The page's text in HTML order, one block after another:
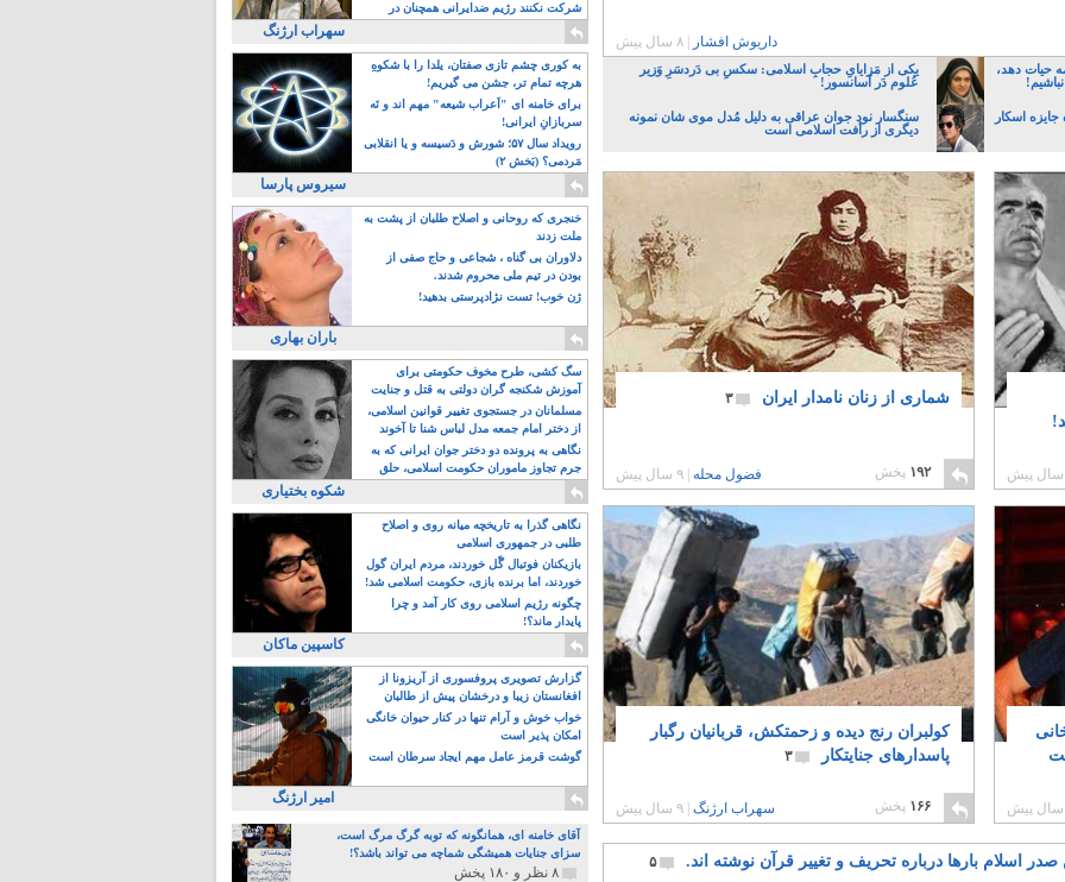
داریوش افشار ۸ سال پیش
حیات دهد،
یکی از مَزایایِ حجابِ اسلامی: سکسِ بی دَردسَرِ وَزیر
عُلوم دَر آسانسور!
جایزه اسکار
سنگسار نود جوان عراقی به دلیل مُدل موی شان نمونه
دیگری از رأفت اسلامی است
شماری از زنان نامدار ایران ۳
۱۹۲ پخش فضول محله ۹ سال پیش
کولبران رنج دیده و زحمتکش، قربانیان رگبار
پاسدارهای جنایتکار
۳
۱۶۶ پخش سهراب ارژنگ ۹ سال پیش
اسلام بارها درباره تحریف و تغییر قرآن نوشته اند. ۵
شرکت نکنند رژیم ضدایرانی همچنان در
قدرت باقی خواهدماند
سهراب ارژنگ
به کوری چشم تازی صفتان، یلدا را با شکوهِ
هرچه تمام تر، جشن می گیریم!
برای خامنه ای "اَعراب شیعه" مهم اند و نَه
سربازانِ ایرانی!
رویداد سال ۵۷؛ شورش و دَسیسه و یا انقلابی
مَردمی؟ (بَخش ۲)
سیروس پارسا
خنجری که روحانی و اصلاح طلبان از پشت به
ملت زدند
دلاوران بی گناه ، شجاعی و حاج صفی از
بودن در تیم ملی محروم شدند.
ژن خوب! تست نژادپرستی بدهید!
باران بهاری
سگ کشی، طرح مخوف حکومتی برای
آموزش شکنجه گران دولتی به قتل و جنایت
بیشتر
مسلمانان در جستجوی تغییر قوانین اسلامی،
از دختر امام جمعه مدل لباس شنا تا آخوند
مسلمان همجنسگرا!
نگاهی به پرونده دو دختر جوان ایرانی که به
جرم تجاوز ماموران حکومت اسلامی، حلق
آویز شدند!
شکوه بختیاری
نگاهی گذرا به تاریخچه میانه روی و اصلاح
طلبی در جمهوری اسلامی
بازیکنان فوتبال گًل خوردند، مردم ایران گول
خوردند، اما برنده بازی، حکومت اسلامی شد!
چگونه رژیم اسلامی روی کار آمد و چرا
پایدار ماند؟!
کاسپین ماکان
گزارش تصویری پروفسوری از آریزونا از
افغانستان زیبا و درخشان پیش از طالبان
خواب خوش و آرام تنها در کنار حیوان خانگی
امکان پذیر است
گوشت قرمز عامل مهم ایجاد سرطان است
امیر ارژنگ
آقای خامنه ای، همانگونه که توبه گرگ مرگ است،
سزای جنایات همیشگی شماچه می تواند باشد؟!
۸ نظر و ۱۸۰ پخش